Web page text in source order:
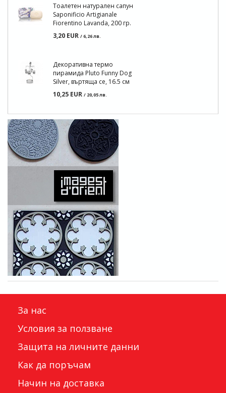
Тоалетен натурален сапун
Saponificio Artigianale
Fiorentino Lavanda, 200 гр.
3,20 EUR / 6,26 лв.
Декоративна термо
пирамида Pluto Funny Dog
Silver, въртяща се, 16.5 см
10,25 EUR / 20,05 лв.
За нас
Условия за ползване
Защита на личните данни
Как да поръчам
Начин на доставка